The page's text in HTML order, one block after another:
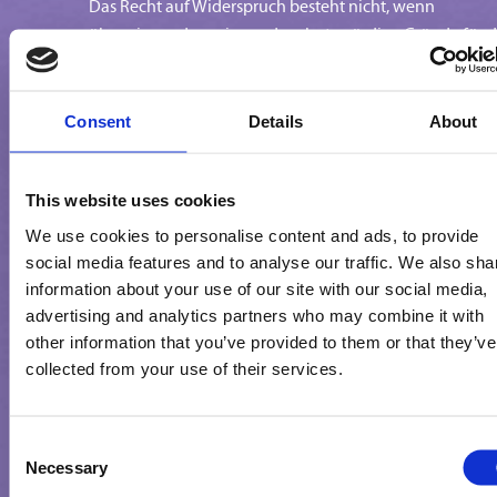
Consent Details About
This website uses cookies
We use cookies to personalise content and ads, to provide
social media features and to analyse our traffic. We also
information about your use of our site with our social media,
advertising and analytics partners who may combine it with
other information that you’ve provided to them or that they’ve
collected from your use of their services.
Selection
Necessary
Das Recht auf Widerspruch besteht nicht, wenn
überwiegende, zwingende schutzwürdige Gründe für
Verarbeitung nachgewiesen werden oder die
Rechtsansprüchen erfolgt. Soweit das Recht auf
WiderrufArt. 7 Abs. 3 DSGVO Ihrer erteilten
mit Wirkung für die Zukunft.
BeschwerdeArt. 77 DSGVO bei einer Aufsichtsbehörde,
wenn Sie der Ansicht sind, die Verarbeitung Ihrer
personenbezogenen Daten verstößt gegen die DSGVO.
der Regel können Sie sich an die Aufsichtsbehörde
üblichen Aufenthaltsortes, Ihres Arbeitsplatzes oder
Wie werden meine Daten im Einzelnen verarbeitet?